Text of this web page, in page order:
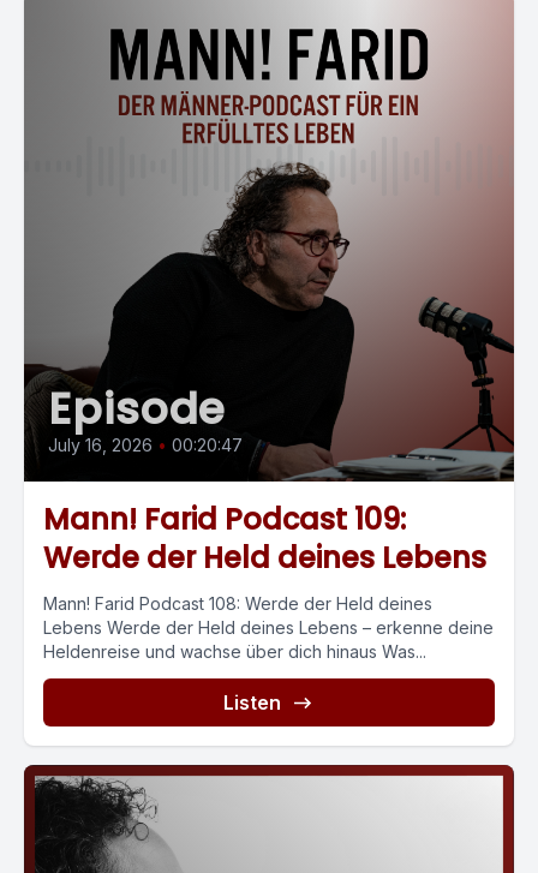
Episode
July 16, 2026 • 00:20:47
Mann! Farid Podcast 109:
Werde der Held deines Lebens
Mann! Farid Podcast 108: Werde der Held deines
Lebens Werde der Held deines Lebens – erkenne deine
Heldenreise und wachse über dich hinaus Was...
Listen